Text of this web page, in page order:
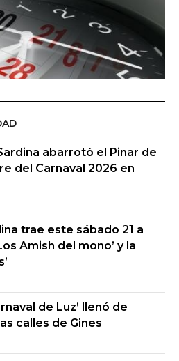
abarrotó el Pinar de
del Carnaval 2026 en
trae este sábado 21 a
Amish del mono’ y la
de Luz’ llenó de
calles de Gines